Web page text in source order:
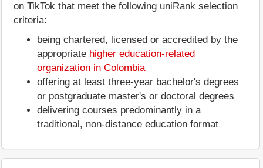
on TikTok that meet the following uniRank selection
criteria:
being chartered, licensed or accredited by the
appropriate higher education-related
organization in Colombia
offering at least three-year bachelor's degrees
or postgraduate master's or doctoral degrees
delivering courses predominantly in a
traditional, non-distance education format